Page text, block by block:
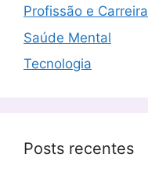
Profissão e Carreira
Saúde Mental
Tecnologia
Posts recentes